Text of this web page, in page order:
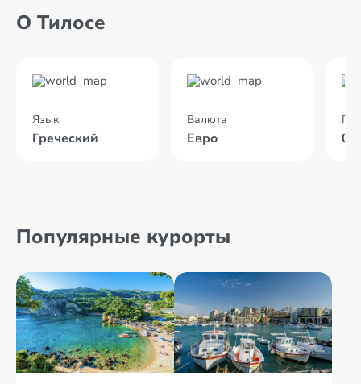
О Тилосе
Язык
Греческий
Валюта
Евро
Популярные курорты